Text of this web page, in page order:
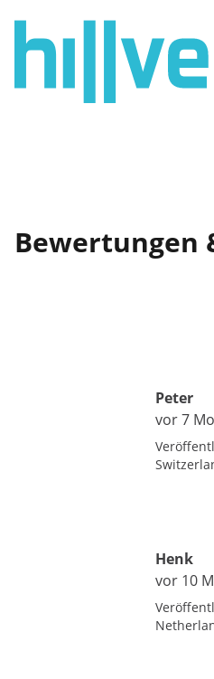
Bewertungen
Peter
vor 7
Henk
vor 10